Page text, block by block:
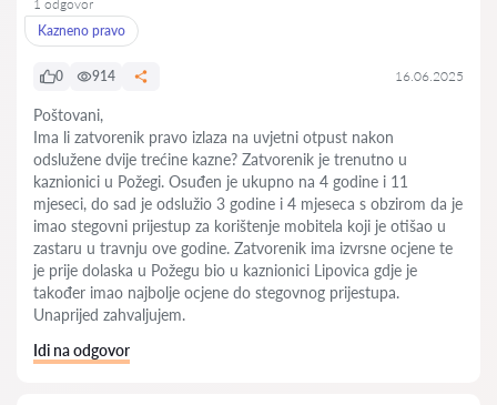
1 odgovor
Kazneno pravo
0 914 16.06.2025
Poštovani,
Ima li zatvorenik pravo izlaza na uvjetni otpust nakon
odslužene dvije trećine kazne? Zatvorenik je trenutno u
kaznionici u Požegi. Osuđen je ukupno na 4 godine i 11
mjeseci, do sad je odslužio 3 godine i 4 mjeseca s obzirom da je
imao stegovni prijestup za korištenje mobitela koji je otišao u
zastaru u travnju ove godine. Zatvorenik ima izvrsne ocjene te
je prije dolaska u Požegu bio u kaznionici Lipovica gdje je
također imao najbolje ocjene do stegovnog prijestupa.
Unaprijed zahvaljujem.
Idi na odgovor